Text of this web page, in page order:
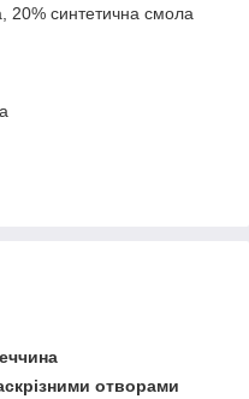
20% синтетична смола
отворами